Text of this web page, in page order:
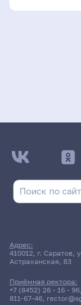
Адрес:
410012, г. Саратов,
Астраханская, 83
Приёмная ректора:
+7 (8452) 26 - 16 - 96,
811-67-46,